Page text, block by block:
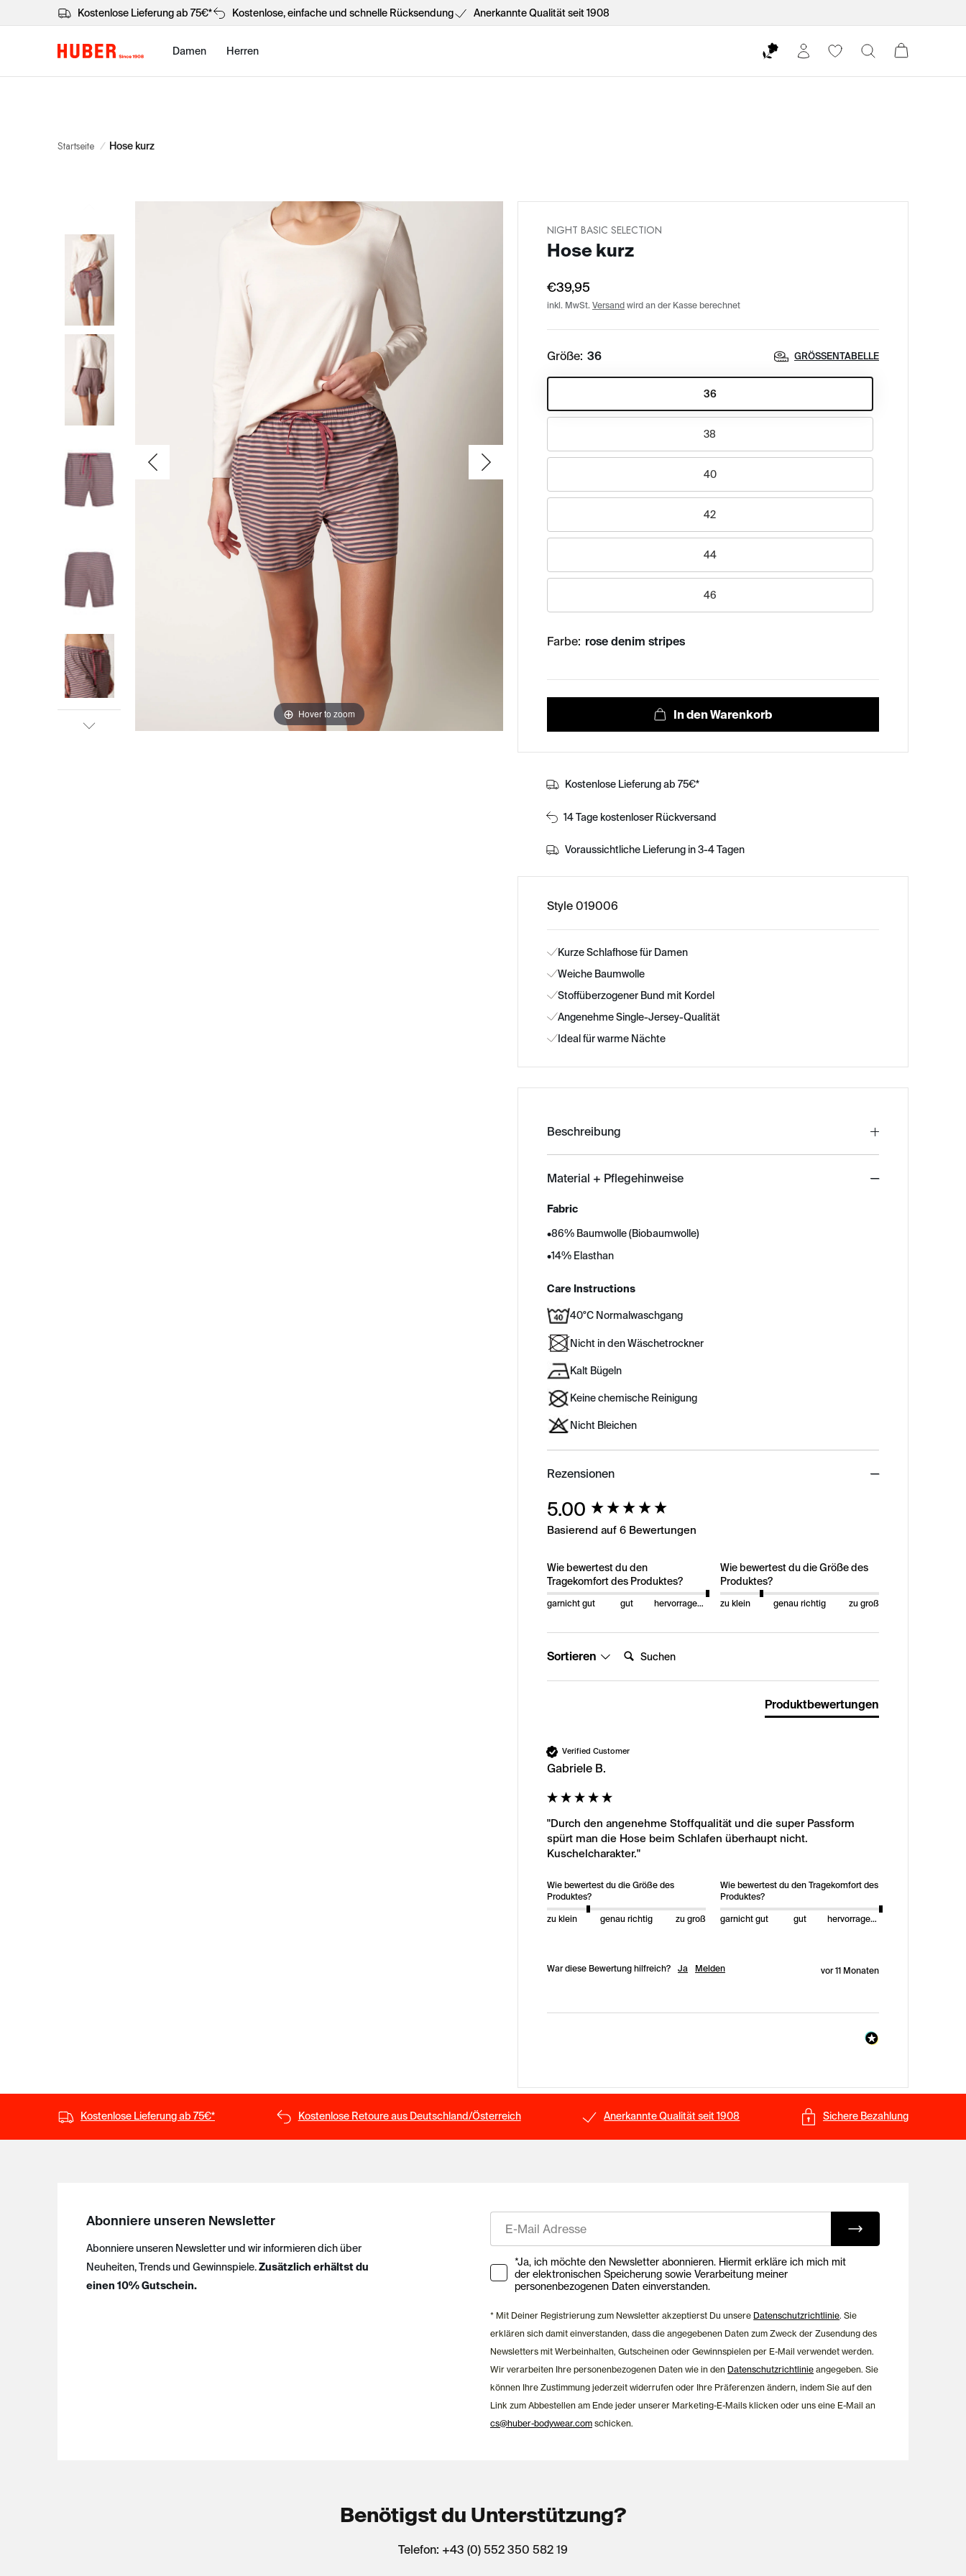
Kostenlose Lieferung ab 75€* Kostenlose, einfache und schnelle Rücksendung Anerkannte Qualität seit 1908
Damen Herren
Startseite / Hose kurz
Hover to zoom
NIGHT BASIC SELECTION
Hose kurz
€39,95
inkl. MwSt. Versand wird an der Kasse berechnet
Größe: 36 GRÖSSENTABELLE
36
38
40
42
44
46
Farbe: rose denim stripes
Kostenlose Lieferung ab 75€*
14 Tage kostenloser Rückversand
Voraussichtliche Lieferung in 3-4 Tagen
Style 019006
Kurze Schlafhose für Damen
Weiche Baumwolle
Stoffüberzogener Bund mit Kordel
Angenehme Single-Jersey-Qualität
Ideal für warme Nächte
Beschreibung
Material + Pflegehinweise
Fabric
•86% Baumwolle (Biobaumwolle)
•14% Elasthan
Care Instructions
40°C Normalwaschgang
Nicht in den Wäschetrockner
Kalt Bügeln
Keine chemische Reinigung
Nicht Bleichen
Rezensionen
5.00
Basierend auf 6 Bewertungen
Wie bewertest du den
Tragekomfort des Produktes?
garnicht gut gut hervorragend
Wie bewertest du die Größe des
Produktes?
zu klein genau richtig zu groß
Sortieren
Produktbewertungen
Verified Customer
Gabriele B.
"Durch den angenehme Stoffqualität und die super Passform
spürt man die Hose beim Schlafen überhaupt nicht.
Kuschelcharakter."
Wie bewertest du die Größe des
Produktes?
zu klein genau richtig zu groß
Wie bewertest du den Tragekomfort des
Produktes?
garnicht gut gut hervorragend
War diese Bewertung hilfreich? Ja Melden vor 11 Monaten
New content loaded
Kostenlose Lieferung ab 75€* Kostenlose Retoure aus Deutschland/Österreich Anerkannte Qualität seit 1908 Sichere Bezahlung
Abonniere unseren Newsletter
Abonniere unseren Newsletter und wir informieren dich über
Neuheiten, Trends und Gewinnspiele.Zusätzlich erhältst du
einen 10% Gutschein.
Ihre Zustimmung zu Marketing E-Mails
*Ja, ich möchte den Newsletter abonnieren. Hiermit erkläre ich mich mit
der elektronischen Speicherung sowie Verarbeitung meiner
personenbezogenen Daten einverstanden.
* Mit Deiner Registrierung zum Newsletter akzeptierst Du unsere Datenschutzrichtlinie. Sie
erklären sich damit einverstanden, dass die angegebenen Daten zum Zweck der Zusendung des
Newsletters mit Werbeinhalten, Gutscheinen oder Gewinnspielen per E-Mail verwendet werden.
Wir verarbeiten Ihre personenbezogenen Daten wie in den Datenschutzrichtlinie angegeben. Sie
können Ihre Zustimmung jederzeit widerrufen oder Ihre Präferenzen ändern, indem Sie auf den
Link zum Abbestellen am Ende jeder unserer Marketing-E-Mails klicken oder uns eine E-Mail an
cs@huber-bodywear.com schicken.
Benötigst du Unterstützung?
Telefon: +43 (0) 552 350 582 19